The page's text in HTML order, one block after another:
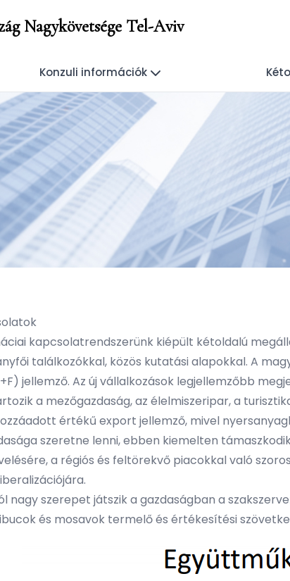
Nagykövetsége Tel-Aviv
Konzuli információk
kapcsolatrendszerünk kiépült kétoldalú
találkozókkal, közös kutatási alapokkal. A
jellemző. Az új vállalkozások legjellemzőbb
a mezőgazdaság, az élelmiszeripar, a
értékű export jellemző, mivel
szeretne lenni, ebben kiemelten
a régiós és feltörekvő piacokkal való
nagy szerepet játszik a gazdaságban a
és mosavok termelő és értékesítési